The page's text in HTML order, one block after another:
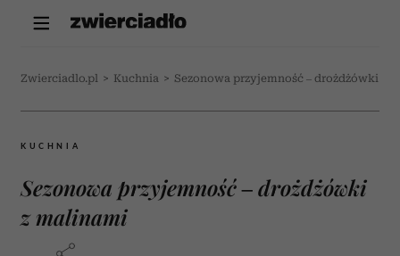
Zwierciadlo.pl > Kuchnia > Sezonowa przyjemność – drożdżówki z
KUCHNIA
Sezonowa przyjemność – drożdżówki
z malinami